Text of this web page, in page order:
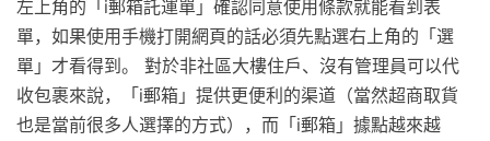
左上角的「i郵箱託運單」確認同意使用條款就能看到表
單，如果使用手機打開網頁的話必須先點選右上角的「選
單」才看得到。 對於非社區大樓住戶、沒有管理員可以代
收包裹來說，「i郵箱」提供更便利的渠道（當然超商取貨
也是當前很多人選擇的方式），而「i郵箱」據點越來越